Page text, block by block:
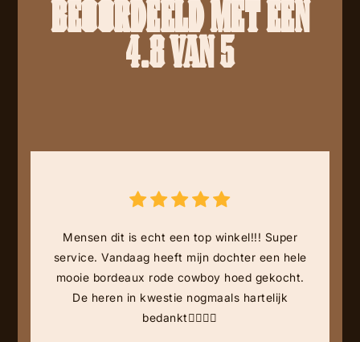
BEOORDEELD MET EEN
4.8 VAN 5
Mensen dit is echt een top winkel!!! Super
service. Vandaag heeft mijn dochter een hele
mooie bordeaux rode cowboy hoed gekocht.
De heren in kwestie nogmaals hartelijk
bedankt👍🏻👍🏻